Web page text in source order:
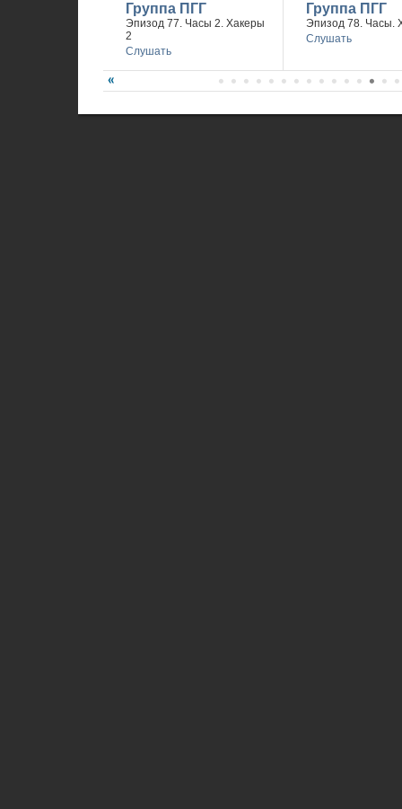
Группа ПГГ
Эпизод 77. Часы 2. Хакеры
2
Слушать
Группа ПГГ
Эпизод 78. Часы.
Слушать